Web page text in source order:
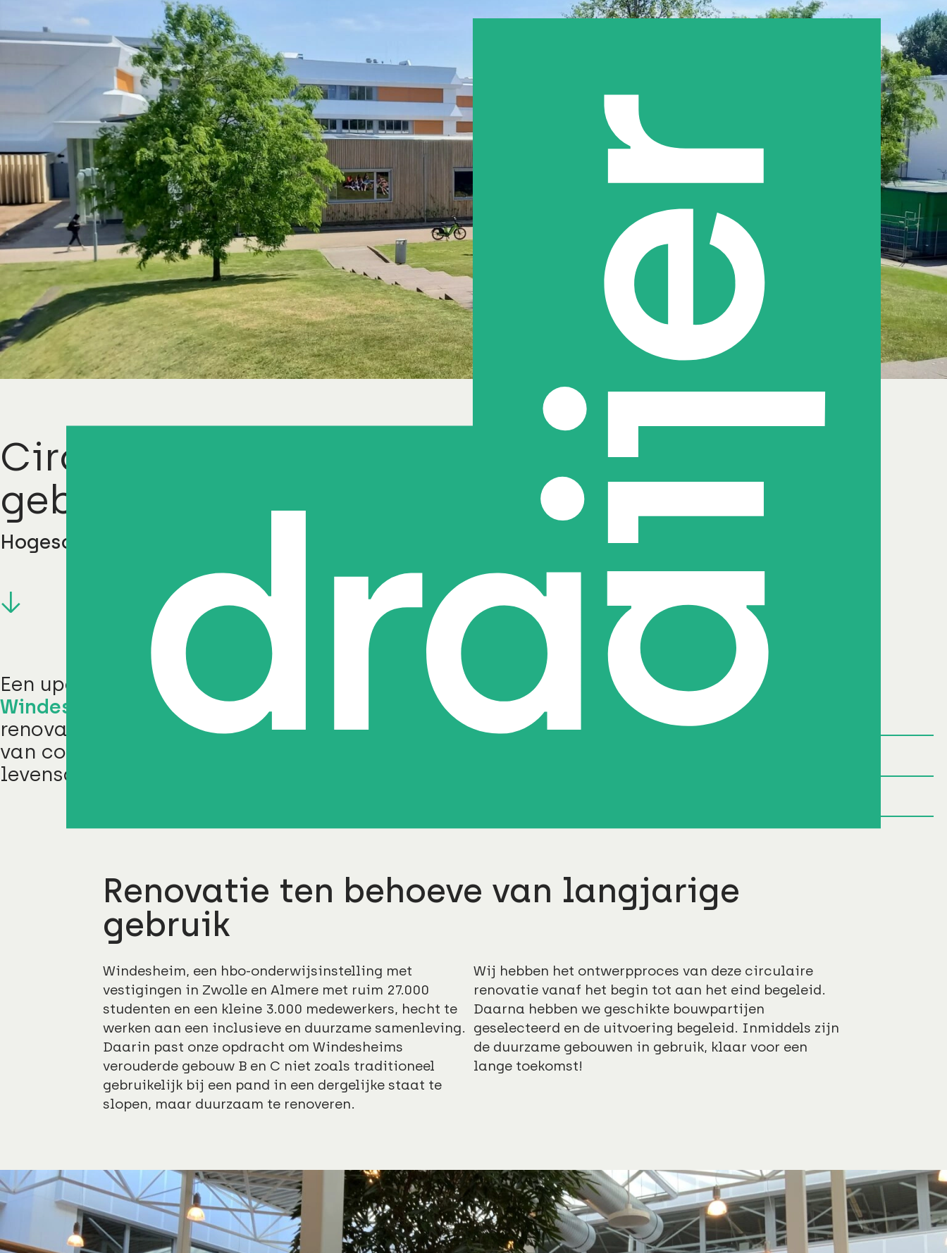
Circulaire renovatie
gebouwen B en C
Hogeschool Windesheim Zwolle
Een update van één van de panden van
Windesheim
. Geen sloop, maar duurzame
renovatie met als uitgangspunten het creëren
van comfort en het verlengen van de
levensduur.
Onze diensten
Circulair projectmanagement
Renovatie ten behoeve van langjarige
gebruik
Windesheim, een hbo-onderwijsinstelling met
vestigingen in Zwolle en Almere met ruim 27.000
studenten en een kleine 3.000 medewerkers, hecht te
werken aan een inclusieve en duurzame samenleving.
Daarin past onze opdracht om Windesheims
verouderde gebouw B en C niet zoals traditioneel
gebruikelijk bij een pand in een dergelijke staat te
slopen, maar duurzaam te renoveren.
Wij hebben het ontwerpproces van deze circulaire
renovatie vanaf het begin tot aan het eind begeleid.
Daarna hebben we geschikte bouwpartijen
geselecteerd en de uitvoering begeleid. Inmiddels zijn
de duurzame gebouwen in gebruik, klaar voor een
lange toekomst!